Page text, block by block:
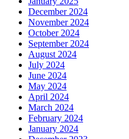
December 2024
November 2024
October 2024
September 2024
August 2024
July 2024
June 2024
May 2024
April 2024
March 2024
February 2024
January 2024